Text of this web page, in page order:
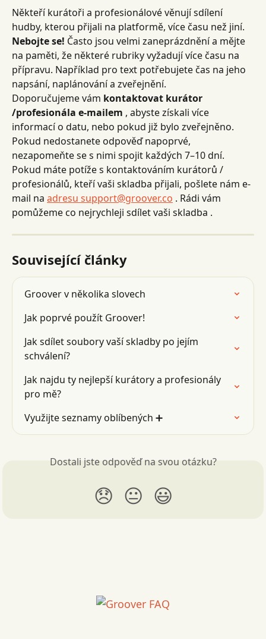
Někteří kurátoři a profesionálové věnují sdílení
hudby, kterou přijali na platformě, více času než jiní.
Nebojte se! Často jsou velmi zaneprázdnění a mějte
na paměti, že některé rubriky vyžadují více času na
přípravu. Například pro text potřebujete čas na jeho
napsání, naplánování a zveřejnění.
Doporučujeme vám kontaktovat kurátor
/profesionála e-mailem , abyste získali více
informací o datu, nebo pokud již bylo zveřejněno.
Pokud nedostanete odpověď napoprvé,
nezapomeňte se s nimi spojit každých 7–10 dní.
Pokud máte potíže s kontaktováním kurátorů /
profesionálů, kteří vaši skladba přijali, pošlete nám e-
mail na adresu support@groover.co . Rádi vám
pomůžeme co nejrychleji sdílet vaši skladba .
Související články
Groover v několika slovech
Jak poprvé použít Groover!
Jak sdílet soubory vaší skladby po jejím
schválení?
Jak najdu ty nejlepší kurátory a profesionály
pro mě?
Využijte seznamy oblíbených ➕
Dostali jste odpověď na svou otázku?
😞 😐 😃